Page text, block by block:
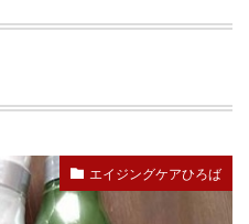
エイジングケアひろば